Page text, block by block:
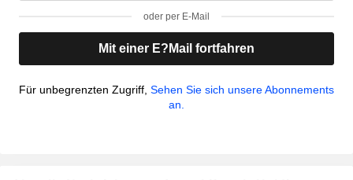
oder per E-Mail
Mit einer E?Mail fortfahren
Für unbegrenzten Zugriff, Sehen Sie sich unsere Abonnements
an.